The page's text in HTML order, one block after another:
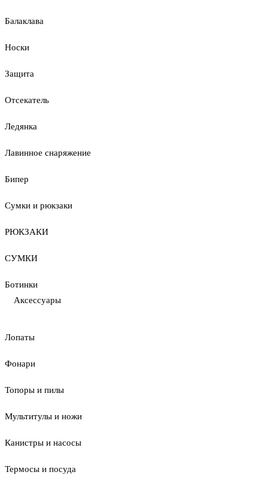
Балаклава
Носки
Защита
Отсекатель
Ледянка
Лавинное снаряжение
Бипер
Сумки и рюкзаки
РЮКЗАКИ
СУМКИ
Ботинки
Аксессуары
Лопаты
Фонари
Топоры и пилы
Мультитулы и ножи
Канистры и насосы
Термосы и посуда